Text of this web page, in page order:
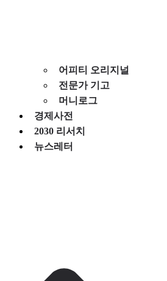
어피티 오리지널
전문가 기고
머니로그
경제사전
2030 리서치
뉴스레터